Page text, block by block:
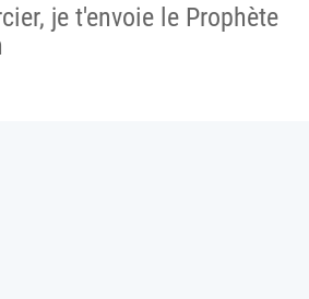
je t'envoie le Prophète